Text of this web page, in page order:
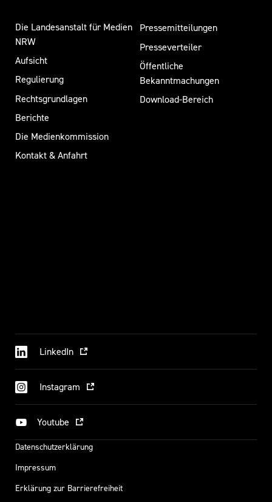
Die Landesanstalt für Medien
NRW
Aufsicht
Regulierung
Rechtsgrundlagen
Berichte
Die Medienkommission
Kontakt & Anfahrt
Pressemitteilungen
Presseverteiler
Öffentliche
Bekanntmachungen
Download-Bereich
LinkedIn
Instagram
Youtube
Datenschutzerklärung
Impressum
Erklärung zur Barrierefreiheit